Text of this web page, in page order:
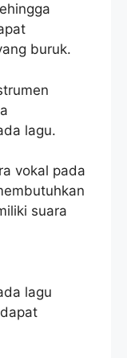
buruk.
lagu.
vokal pada
suara
lagu